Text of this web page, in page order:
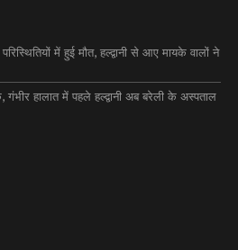
में हुई मौत, हल्द्वानी से आए मायके वालों ने
हालात में पहले हल्द्वानी अब बरेली के अस्पताल